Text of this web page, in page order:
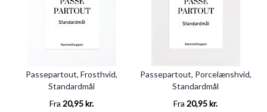
Passepartout, Frosthvid,
Standardmål
Fra 20,95 kr.
Passepartout, Porcelænshvid,
Standardmål
Fra 20,95 kr.